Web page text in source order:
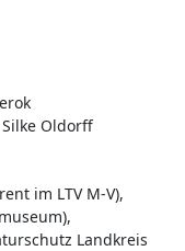
Oldorff
im LTV M-V),
Landkreis